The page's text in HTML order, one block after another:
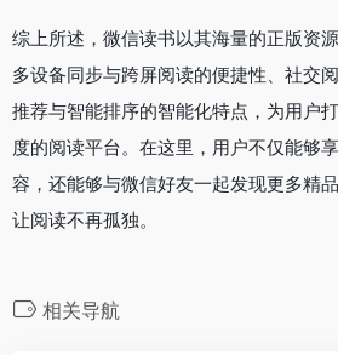
综上所述，微信读书以其海量的正版资
多设备同步与跨屏阅读的便捷性、社交
推荐与智能排序的智能化特点，为用户
度的阅读平台。在这里，用户不仅能够
容，还能够与微信好友一起发现更多精
让阅读不再孤独。
相关导航